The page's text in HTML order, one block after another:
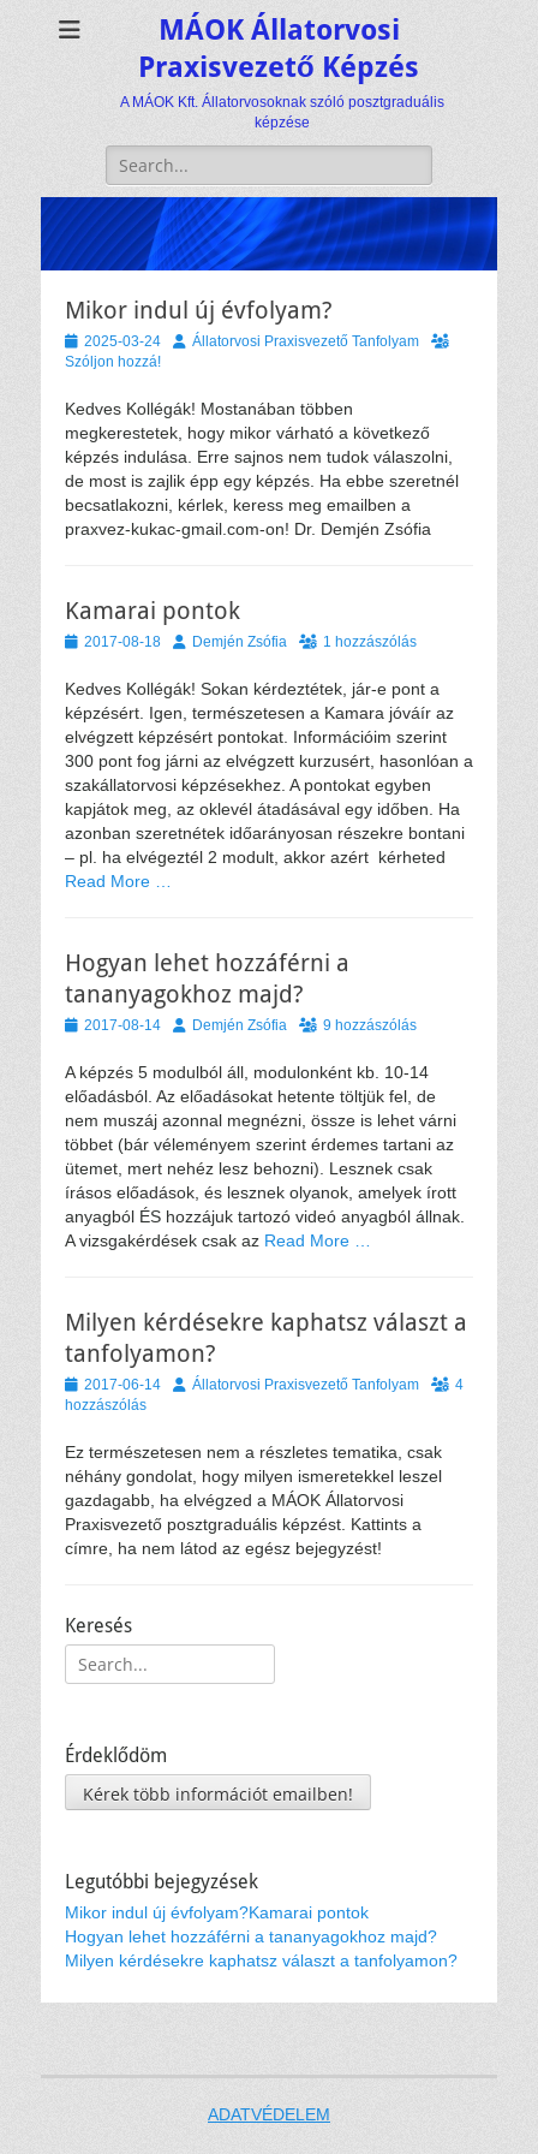
MÁOK Állatorvosi
Praxisvezető Képzés
A MÁOK Kft. Állatorvosoknak szóló posztgraduális
képzése
Keresés:
Mikor indul új évfolyam?
Közzétéve
2025-03-24 SzerzőÁllatorvosi Praxisvezető Tanfolyam
Szóljon hozzá!
Kedves Kollégák! Mostanában többen
megkerestetek, hogy mikor várható a következő
képzés indulása. Erre sajnos nem tudok válaszolni,
de most is zajlik épp egy képzés. Ha ebbe szeretnél
becsatlakozni, kérlek, keress meg emailben a
praxvez-kukac-gmail.com-on! Dr. Demjén Zsófia
Kamarai pontok
Közzétéve
2017-08-18 SzerzőDemjén Zsófia 1 hozzászólás
Kedves Kollégák! Sokan kérdeztétek, jár-e pont a
képzésért. Igen, természetesen a Kamara jóváír az
elvégzett képzésért pontokat. Információim szerint
300 pont fog járni az elvégzett kurzusért, hasonlóan a
szakállatorvosi képzésekhez. A pontokat egyben
kapjátok meg, az oklevél átadásával egy időben. Ha
azonban szeretnétek időarányosan részekre bontani
– pl. ha elvégeztél 2 modult, akkor azért kérheted
Read More …
Hogyan lehet hozzáférni a
tananyagokhoz majd?
Közzétéve
2017-08-14 SzerzőDemjén Zsófia 9 hozzászólás
A képzés 5 modulból áll, modulonként kb. 10-14
előadásból. Az előadásokat hetente töltjük fel, de
nem muszáj azonnal megnézni, össze is lehet várni
többet (bár véleményem szerint érdemes tartani az
ütemet, mert nehéz lesz behozni). Lesznek csak
írásos előadások, és lesznek olyanok, amelyek írott
anyagból ÉS hozzájuk tartozó videó anyagból állnak.
A vizsgakérdések csak az Read More …
Milyen kérdésekre kaphatsz választ a
tanfolyamon?
Közzétéve
2017-06-14 SzerzőÁllatorvosi Praxisvezető Tanfolyam
4
hozzászólás
Ez természetesen nem a részletes tematika, csak
néhány gondolat, hogy milyen ismeretekkel leszel
gazdagabb, ha elvégzed a MÁOK Állatorvosi
Praxisvezető posztgraduális képzést. Kattints a
címre, ha nem látod az egész bejegyzést!
Keresés
Keresés:
Érdeklődöm
Kérek több információt emailben!
Legutóbbi bejegyzések
Mikor indul új évfolyam?Kamarai pontok
Hogyan lehet hozzáférni a tananyagokhoz majd?
Milyen kérdésekre kaphatsz választ a tanfolyamon?
ADATVÉDELEM